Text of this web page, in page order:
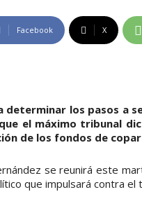
Facebook X
determinar los pasos a
el máximo tribunal
de los fondos de
se reunirá este
que impulsará contra